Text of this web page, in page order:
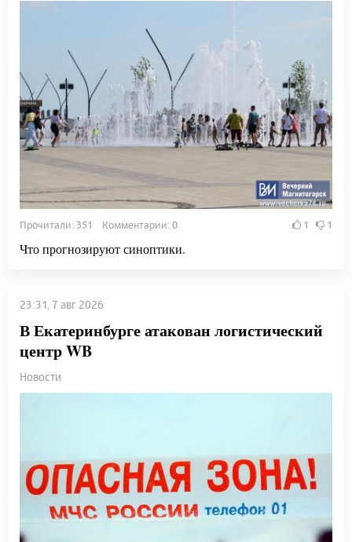
Прочитали: 351 Комментарии: 0 1 1
Что прогнозируют синоптики.
23:31, 7 авг 2026
В Екатеринбурге атакован логистический
центр WB
Новости